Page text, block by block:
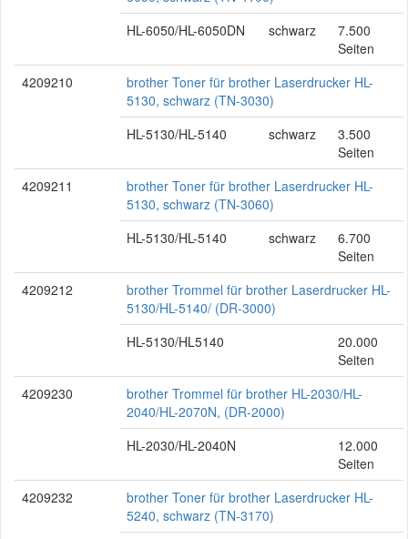
HL-6050/HL-6050DN
schwarz
7.500
Seiten
4209210
brother Toner für brother Laserdrucker HL-
5130, schwarz (TN-3030)
HL-5130/HL-5140
schwarz
3.500
Seiten
4209211
brother Toner für brother Laserdrucker HL-
5130, schwarz (TN-3060)
HL-5130/HL-5140
schwarz
6.700
Seiten
4209212
brother Trommel für brother Laserdrucker HL-
5130/HL-5140/ (DR-3000)
HL-5130/HL5140
20.000
Seiten
4209230
brother Trommel für brother HL-2030/HL-
2040/HL-2070N, (DR-2000)
HL-2030/HL-2040N
12.000
Seiten
4209232
brother Toner für brother Laserdrucker HL-
5240, schwarz (TN-3170)